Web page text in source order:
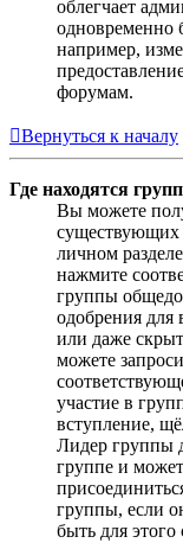
облегчает
одновременно
например,
форумам.
Вернуться к началу
Где находятся
Вы можете
существующих
личном
нажмите
группы
одобрения для
или даже
можете
участие в
вступление,
Лидер группы
группе и
группы, если
быть для